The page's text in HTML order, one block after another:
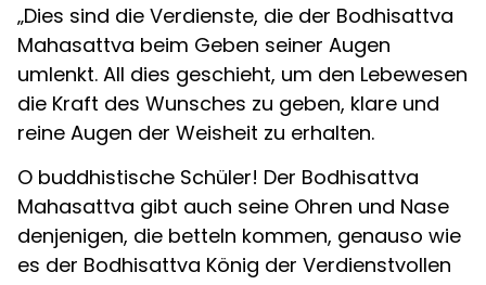
„Dies sind die Verdienste, die der Bodhisattva
Mahasattva beim Geben seiner Augen
umlenkt. All dies geschieht, um den Lebewesen
die Kraft des Wunsches zu geben, klare und
reine Augen der Weisheit zu erhalten.
O buddhistische Schüler! Der Bodhisattva
Mahasattva gibt auch seine Ohren und Nase
denjenigen, die betteln kommen, genauso wie
es der Bodhisattva König der Verdienstvollen